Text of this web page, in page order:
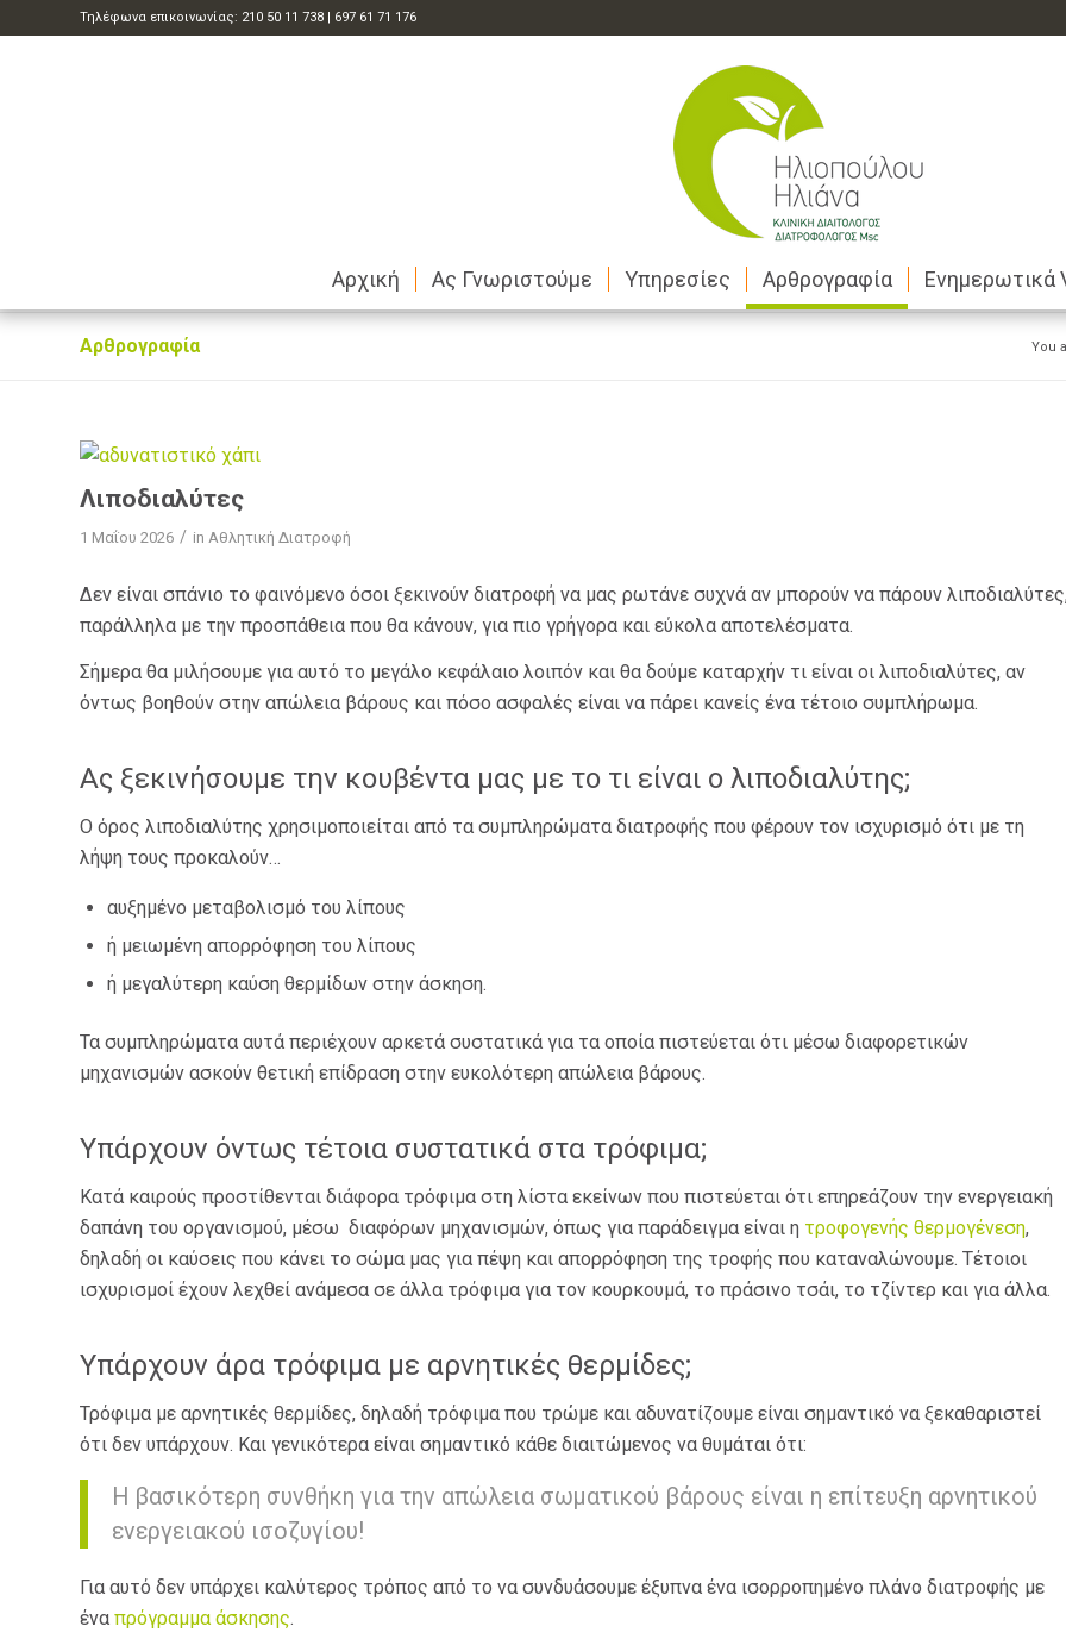
Τηλέφωνα επικοινωνίας: 210 50 11 738 | 697 61 71 176
Αρχική Ας Γνωριστούμε Υπηρεσίες Αρθρογραφία Ενημερωτικά
Αρθρογραφία You
Λιποδιαλύτες
1 Μαΐου 2026 / in Αθλητική Διατροφή
Δεν είναι σπάνιο το φαινόμενο όσοι ξεκινούν διατροφή να μας ρωτάνε συχνά αν μπορούν να πάρουν
παράλληλα με την προσπάθεια που θα κάνουν, για πιο γρήγορα και εύκολα αποτελέσματα.
Σήμερα θα μιλήσουμε για αυτό το μεγάλο κεφάλαιο λοιπόν και θα δούμε καταρχήν τι είναι οι λιποδιαλύτες, αν
όντως βοηθούν στην απώλεια βάρους και πόσο ασφαλές είναι να πάρει κανείς ένα τέτοιο συμπλήρωμα.
Ας ξεκινήσουμε την κουβέντα μας με το τι είναι ο λιποδιαλύτης;
Ο όρος λιποδιαλύτης χρησιμοποιείται από τα συμπληρώματα διατροφής που φέρουν τον ισχυρισμό ότι με τη
λήψη τους προκαλούν…
αυξημένο μεταβολισμό του λίπους
ή μειωμένη απορρόφηση του λίπους
ή μεγαλύτερη καύση θερμίδων στην άσκηση.
Τα συμπληρώματα αυτά περιέχουν αρκετά συστατικά για τα οποία πιστεύεται ότι μέσω διαφορετικών
μηχανισμών ασκούν θετική επίδραση στην ευκολότερη απώλεια βάρους.
Υπάρχουν όντως τέτοια συστατικά στα τρόφιμα;
Κατά καιρούς προστίθενται διάφορα τρόφιμα στη λίστα εκείνων που πιστεύεται ότι επηρεάζουν την ενεργειακή
δαπάνη του οργανισμού, μέσω διαφόρων μηχανισμών, όπως για παράδειγμα είναι η τροφογενής θερμογένεση,
δηλαδή οι καύσεις που κάνει το σώμα μας για πέψη και απορρόφηση της τροφής που καταναλώνουμε. Τέτοιοι
ισχυρισμοί έχουν λεχθεί ανάμεσα σε άλλα τρόφιμα για τον κουρκουμά, το πράσινο τσάι, το τζίντερ και για άλλα.
Υπάρχουν άρα τρόφιμα με αρνητικές θερμίδες;
Τρόφιμα με αρνητικές θερμίδες, δηλαδή τρόφιμα που τρώμε και αδυνατίζουμε είναι σημαντικό να ξεκαθαριστεί
ότι δεν υπάρχουν. Και γενικότερα είναι σημαντικό κάθε διαιτώμενος να θυμάται ότι:
Η βασικότερη συνθήκη για την απώλεια σωματικού βάρους είναι η επίτευξη αρνητικού
ενεργειακού ισοζυγίου!
Για αυτό δεν υπάρχει καλύτερος τρόπος από το να συνδυάσουμε έξυπνα ένα ισορροπημένο πλάνο διατροφής με
ένα πρόγραμμα άσκησης.